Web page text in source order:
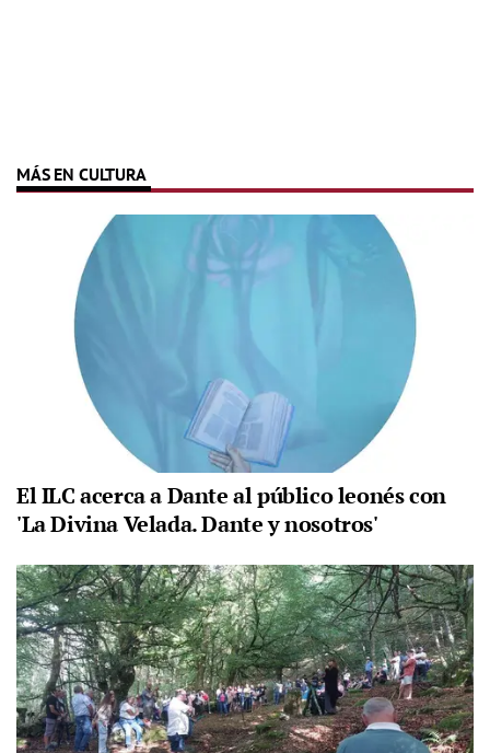
MÁS EN CULTURA
El ILC acerca a Dante al público leonés con
'La Divina Velada. Dante y nosotros'